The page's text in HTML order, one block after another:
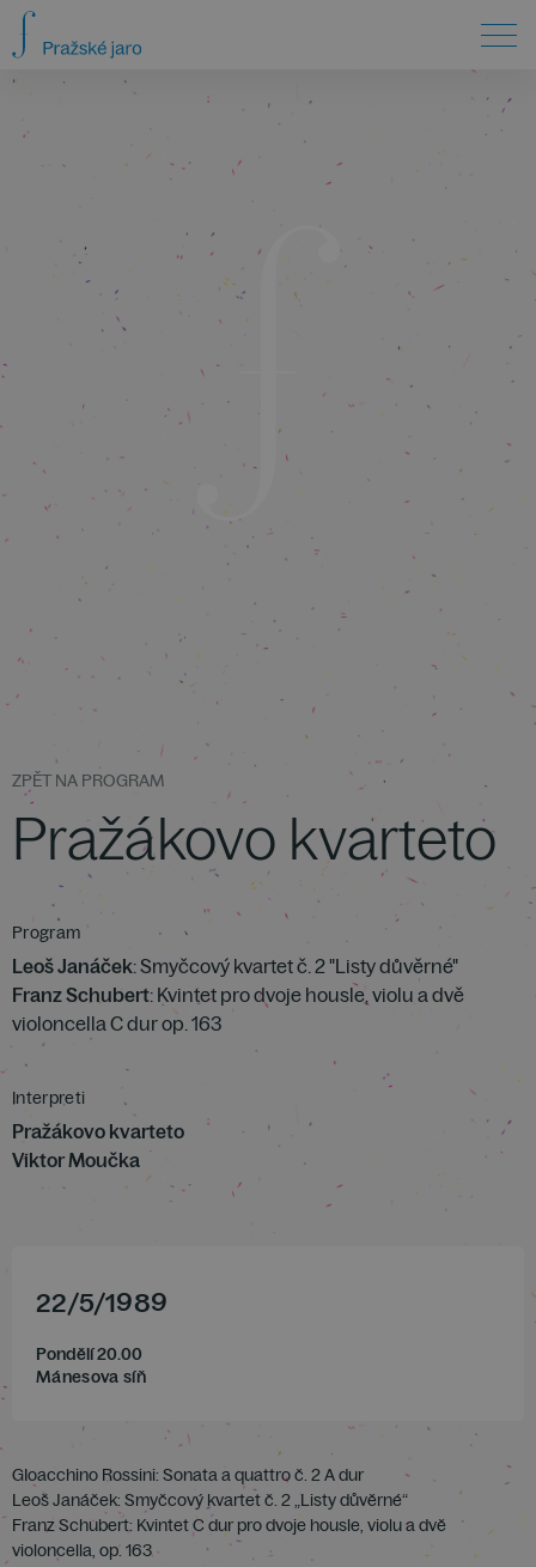
ZPĚT NA PROGRAM
Pražákovo kvarteto
Program
Leoš Janáček: Smyčcový kvartet č. 2 "Listy důvěrné"
Franz Schubert: Kvintet pro dvoje housle, violu a dvě
violoncella C dur op. 163
Interpreti
Pražákovo kvarteto
Viktor Moučka
22/5/1989
Pondělí 20.00
Mánesova síň
GIoacchino Rossini: Sonata a quattro č. 2 A dur
Leoš Janáček: Smyčcový kvartet č. 2 „Listy důvěrné“
Franz Schubert: Kvintet C dur pro dvoje housle, violu a dvě
violoncella, op. 163